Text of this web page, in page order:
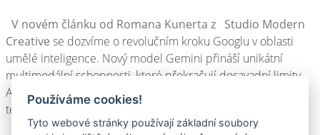
V novém článku od Romana Kunerta z Studio Modern
Creative se dozvíme o revolučním kroku Googlu v oblasti
umělé inteligence. Nový model Gemini přináší unikátní
multimodální schopnosti, které překračují dosavadní limity
AI. Přečtěte si, jak Gemini přináší nové možnosti ve světě
technologií a jaké jsou jeho jedinečné vlastnosti.
Používáme cookies!
Tyto webové stránky používají základní soubory